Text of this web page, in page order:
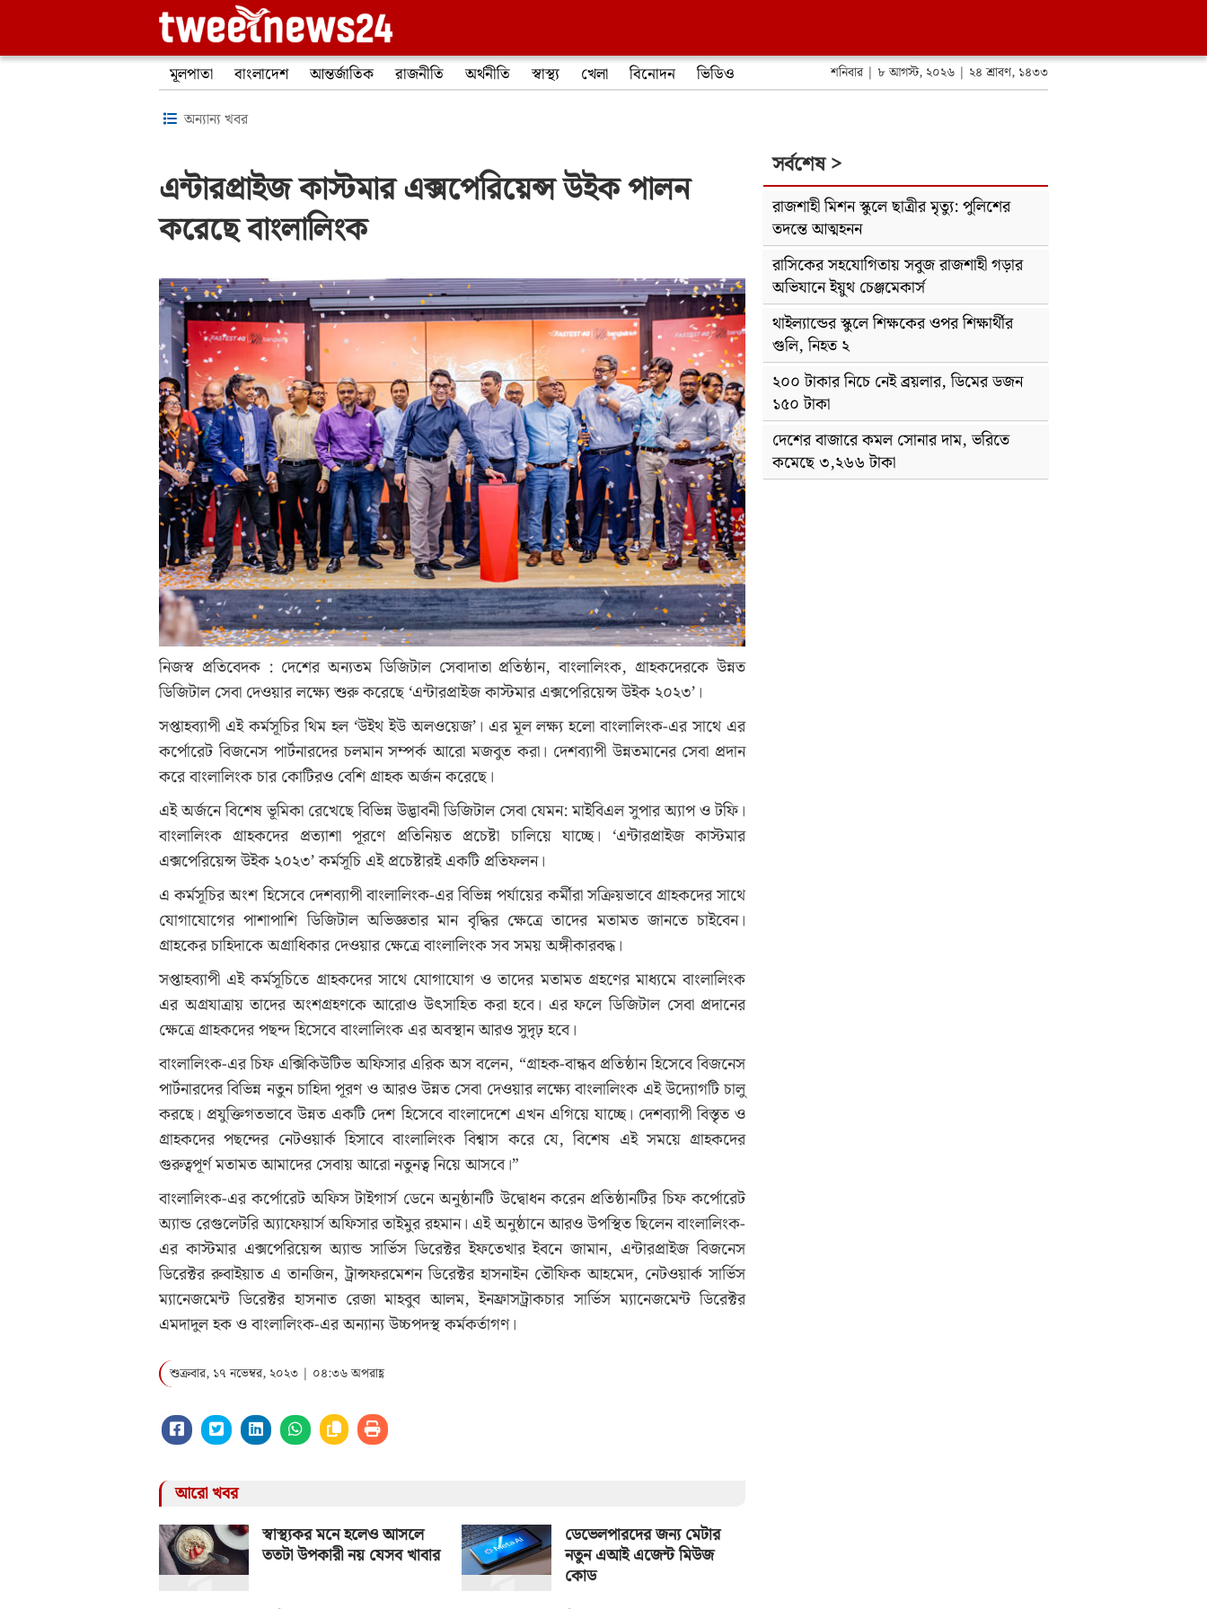
মূলপাতা বাংলাদেশ আন্তর্জাতিক রাজনীতি অর্থনীতি স্বাস্থ্য খেলা বিনোদন ভিডিও শনিবার | ৮ আগস্ট, ২০২৬ | ২৪ শ্রাবণ, ১৪৩৩
অন্যান্য খবর
এন্টারপ্রাইজ কাস্টমার এক্সপেরিয়েন্স উইক পালন
করেছে বাংলালিংক
নিজস্ব প্রতিবেদক : দেশের অন্যতম ডিজিটাল সেবাদাতা প্রতিষ্ঠান, বাংলালিংক, গ্রাহকদেরকে উন্নত
ডিজিটাল সেবা দেওয়ার লক্ষ্যে শুরু করেছে ‘এন্টারপ্রাইজ কাস্টমার এক্সপেরিয়েন্স উইক ২০২৩’।
সপ্তাহব্যাপী এই কর্মসূচির থিম হল ‘উইথ ইউ অলওয়েজ’। এর মূল লক্ষ্য হলো বাংলালিংক-এর সাথে এর
কর্পোরেট বিজনেস পার্টনারদের চলমান সম্পর্ক আরো মজবুত করা। দেশব্যাপী উন্নতমানের সেবা প্রদান
করে বাংলালিংক চার কোটিরও বেশি গ্রাহক অর্জন করেছে।
এই অর্জনে বিশেষ ভূমিকা রেখেছে বিভিন্ন উদ্ভাবনী ডিজিটাল সেবা যেমন: মাইবিএল সুপার অ্যাপ ও টফি।
বাংলালিংক গ্রাহকদের প্রত্যাশা পূরণে প্রতিনিয়ত প্রচেষ্টা চালিয়ে যাচ্ছে। ‘এন্টারপ্রাইজ কাস্টমার
এক্সপেরিয়েন্স উইক ২০২৩’ কর্মসূচি এই প্রচেষ্টারই একটি প্রতিফলন।
এ কর্মসূচির অংশ হিসেবে দেশব্যাপী বাংলালিংক-এর বিভিন্ন পর্যায়ের কর্মীরা সক্রিয়ভাবে গ্রাহকদের সাথে
যোগাযোগের পাশাপাশি ডিজিটাল অভিজ্ঞতার মান বৃদ্ধির ক্ষেত্রে তাদের মতামত জানতে চাইবেন।
গ্রাহকের চাহিদাকে অগ্রাধিকার দেওয়ার ক্ষেত্রে বাংলালিংক সব সময় অঙ্গীকারবদ্ধ।
সপ্তাহব্যাপী এই কর্মসূচিতে গ্রাহকদের সাথে যোগাযোগ ও তাদের মতামত গ্রহণের মাধ্যমে বাংলালিংক
এর অগ্রযাত্রায় তাদের অংশগ্রহণকে আরোও উৎসাহিত করা হবে। এর ফলে ডিজিটাল সেবা প্রদানের
ক্ষেত্রে গ্রাহকদের পছন্দ হিসেবে বাংলালিংক এর অবস্থান আরও সুদৃঢ় হবে।
বাংলালিংক-এর চিফ এক্সিকিউটিভ অফিসার এরিক অস বলেন, “গ্রাহক-বান্ধব প্রতিষ্ঠান হিসেবে বিজনেস
পার্টনারদের বিভিন্ন নতুন চাহিদা পূরণ ও আরও উন্নত সেবা দেওয়ার লক্ষ্যে বাংলালিংক এই উদ্যোগটি চালু
করছে। প্রযুক্তিগতভাবে উন্নত একটি দেশ হিসেবে বাংলাদেশে এখন এগিয়ে যাচ্ছে। দেশব্যাপী বিস্তৃত ও
গ্রাহকদের পছন্দের নেটওয়ার্ক হিসাবে বাংলালিংক বিশ্বাস করে যে, বিশেষ এই সময়ে গ্রাহকদের
গুরুত্বপূর্ণ মতামত আমাদের সেবায় আরো নতুনত্ব নিয়ে আসবে।”
বাংলালিংক-এর কর্পোরেট অফিস টাইগার্স ডেনে অনুষ্ঠানটি উদ্বোধন করেন প্রতিষ্ঠানটির চিফ কর্পোরেট
অ্যান্ড রেগুলেটরি অ্যাফেয়ার্স অফিসার তাইমুর রহমান। এই অনুষ্ঠানে আরও উপস্থিত ছিলেন বাংলালিংক-
এর কাস্টমার এক্সপেরিয়েন্স অ্যান্ড সার্ভিস ডিরেক্টর ইফতেখার ইবনে জামান, এন্টারপ্রাইজ বিজনেস
ডিরেক্টর রুবাইয়াত এ তানজিন, ট্রান্সফরমেশন ডিরেক্টর হাসনাইন তৌফিক আহমেদ, নেটওয়ার্ক সার্ভিস
ম্যানেজমেন্ট ডিরেক্টর হাসনাত রেজা মাহবুব আলম, ইনফ্রাসট্রাকচার সার্ভিস ম্যানেজমেন্ট ডিরেক্টর
এমদাদুল হক ও বাংলালিংক-এর অন্যান্য উচ্চপদস্থ কর্মকর্তাগণ।
শুক্রবার, ১৭ নভেম্বর, ২০২৩ | ০৪:৩৬ অপরাহ্ণ
আরো খবর
স্বাস্থ্যকর মনে হলেও আসলে
ততটা উপকারী নয় যেসব খাবার
ডেভেলপারদের জন্য মেটার
নতুন এআই এজেন্ট মিউজ
কোড
সর্বশেষ >
রাজশাহী মিশন স্কুলে ছাত্রীর মৃত্যু: পুলিশের
তদন্তে আত্মহনন
রাসিকের সহযোগিতায় সবুজ রাজশাহী গড়ার
অভিযানে ইয়ুথ চেঞ্জমেকার্স
থাইল্যান্ডের স্কুলে শিক্ষকের ওপর শিক্ষার্থীর
গুলি, নিহত ২
২০০ টাকার নিচে নেই ব্রয়লার, ডিমের ডজন
১৫০ টাকা
দেশের বাজারে কমল সোনার দাম, ভরিতে
কমেছে ৩,২৬৬ টাকা